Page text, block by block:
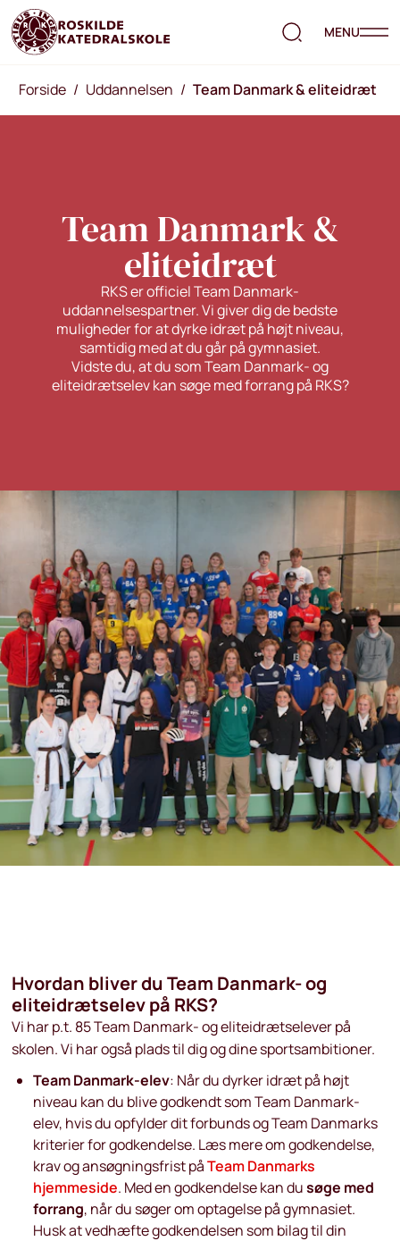
MENU
Forside / Uddannelsen / Team Danmark & eliteidræt
Team Danmark &
eliteidræt
RKS er officiel Team Danmark-
uddannelsespartner. Vi giver dig de bedste
muligheder for at dyrke idræt på højt niveau,
samtidig med at du går på gymnasiet.
Vidste du, at du som Team Danmark- og
eliteidrætselev kan søge med forrang på RKS?
Hvordan bliver du Team Danmark- og
eliteidrætselev på RKS?
Vi har p.t. 85 Team Danmark- og eliteidrætselever på
skolen. Vi har også plads til dig og dine sportsambitioner.
Team Danmark-elev: Når du dyrker idræt på højt
niveau kan du blive godkendt som Team Danmark-
elev, hvis du opfylder dit forbunds og Team Danmarks
kriterier for godkendelse. Læs mere om godkendelse,
krav og ansøgningsfrist påTeam Danmarks
hjemmeside. Med en godkendelse kan dusøge med
forrang, når du søger om optagelse på gymnasiet.
Husk at vedhæfte godkendelsen som bilag til din